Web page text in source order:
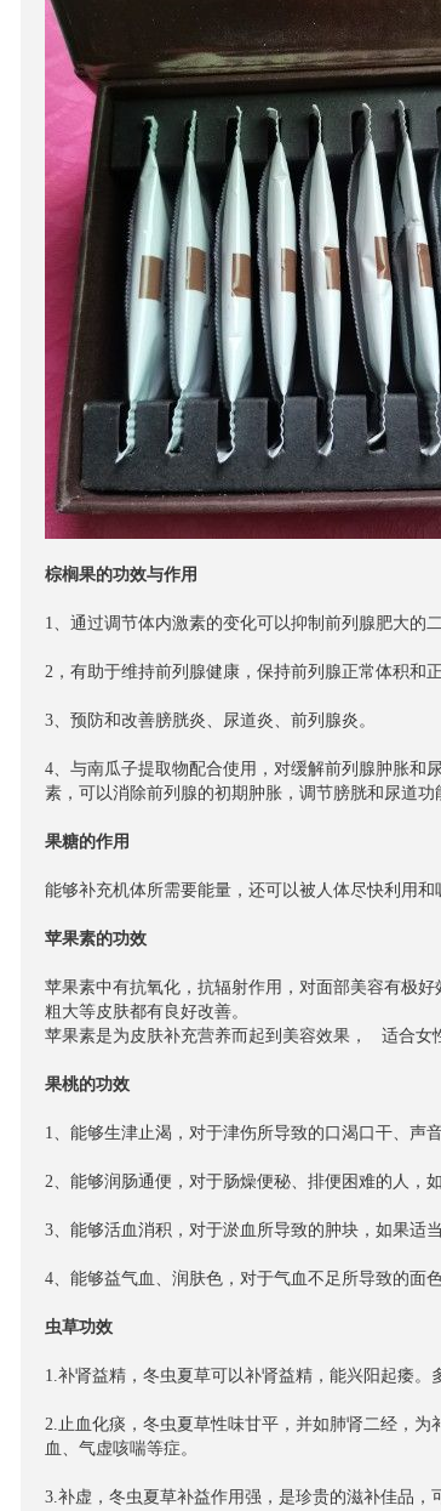
棕榈果的功效与作用
1、通过调节体内激素的变化可以抑制前列腺肥大的
2，有助于维持前列腺健康，保持前列腺正常体积和
3、预防和改善膀胱炎、尿道炎、前列腺炎。
4、与南瓜子提取物配合使用，对缓解前列腺肿胀和
素，可以消除前列腺的初期肿胀，调节膀胱和尿道功
果糖的作用
能够补充机体所需要能量，还可以被人体尽快利用
苹果素的功效
苹果素中有抗氧化，抗辐射作用，对面部美容有极
粗大等皮肤都有良好改善。
苹果素是为皮肤补充营养而起到美容效果， 适合女
果桃的功效
1、能够生津止渴，对于津伤所导致的口渴口干、声
2、能够润肠通便，对于肠燥便秘、排便困难的人，
3、能够活血消积，对于淤血所导致的肿块，如果适
4、能够益气血、润肤色，对于气血不足所导致的面
虫草功效
1.补肾益精，冬虫夏草可以补肾益精，能兴阳起痿。
2.止血化痰，冬虫夏草性味甘平，并如肺肾二经，
血、气虚咳喘等症。
3.补虚，冬虫夏草补益作用强，是珍贵的滋补佳品